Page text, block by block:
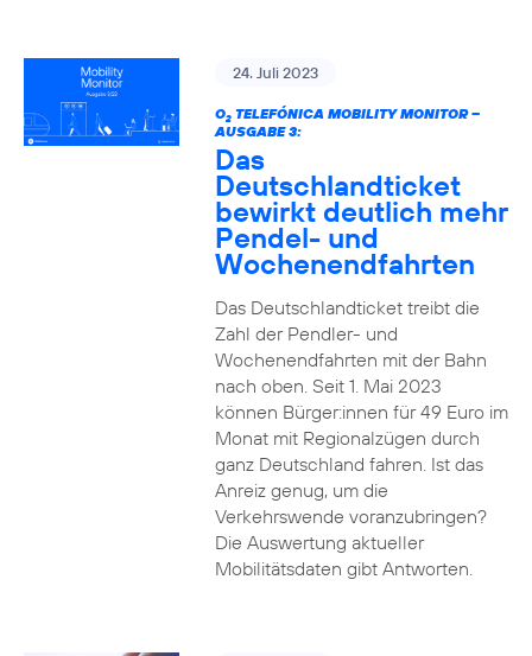
24. Juli 2023
O2TELEFÓNICA MOBILITY MONITOR –
AUSGABE 3:
Das
Deutschlandticket
bewirkt deutlich mehr
Pendel- und
Wochenendfahrten
Das Deutschlandticket treibt die
Zahl der Pendler- und
Wochenendfahrten mit der Bahn
nach oben. Seit 1. Mai 2023
können Bürger:innen für 49 Euro im
Monat mit Regionalzügen durch
ganz Deutschland fahren. Ist das
Anreiz genug, um die
Verkehrswende voranzubringen?
Die Auswertung aktueller
Mobilitätsdaten gibt Antworten.